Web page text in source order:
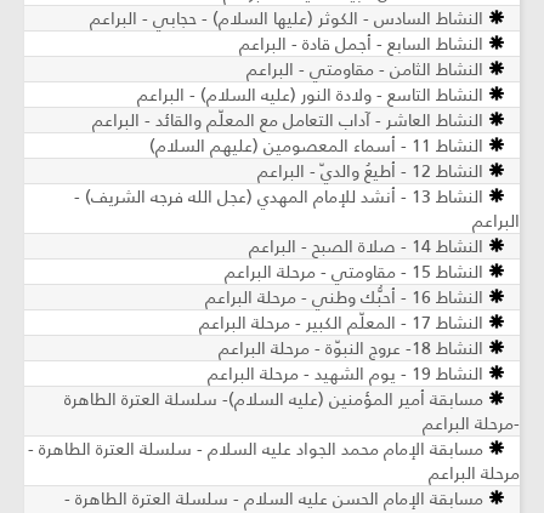
النشاط السادس - الكوثر (عليها السلام) - حجابي - البراعم
النشاط السابع - أجمل قادة - البراعم
النشاط الثامن - مقاومتي - البراعم
النشاط التاسع - ولادة النور (عليه السلام) - البراعم
النشاط العاشر - آداب التعامل مع المعلّم والقائد - البراعم
النشاط 11 - أسماء المعصومين (عليهم السلام)
النشاط 12 - أطيعُ والديّ - البراعم
النشاط 13 - أنشد للإمام المهدي (عجل الله فرجه الشريف) -
البراعم
النشاط 14 - صلاة الصبح - البراعم
النشاط 15 - مقاومتي - مرحلة البراعم
النشاط 16 - أحبُّك وطني - مرحلة البراعم
النشاط 17 - المعلّم الكبير - مرحلة البراعم
النشاط 18- عروج النبوّة - مرحلة البراعم
النشاط 19 - يوم الشهيد - مرحلة البراعم
مسابقة أمير المؤمنين (عليه السلام)- سلسلة العترة الطاهرة
-مرحلة البراعم
مسابقة الإمام محمد الجواد عليه السلام - سلسلة العترة الطاهرة -
مرحلة البراعم
مسابقة الإمام الحسن عليه السلام - سلسلة العترة الطاهرة -